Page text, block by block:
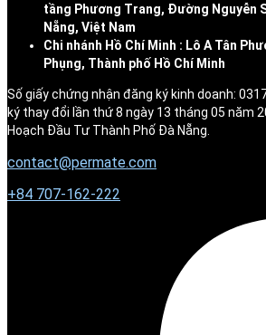
tầng Phương Trang, Đường Nguyễn
Nẵng, Việt Nam
Chi nhánh Hồ Chí Minh : Lô A Tân
Phụng, Thành phố Hồ Chí Minh
Số giấy chứng nhận đăng ký kinh doanh:
ký thay đổi lần thứ 8 ngày 13 tháng 05 năm
Hoạch Đầu Tư Thành Phố Đà Nẵng.
contact@permate.com
+84 707-162-222